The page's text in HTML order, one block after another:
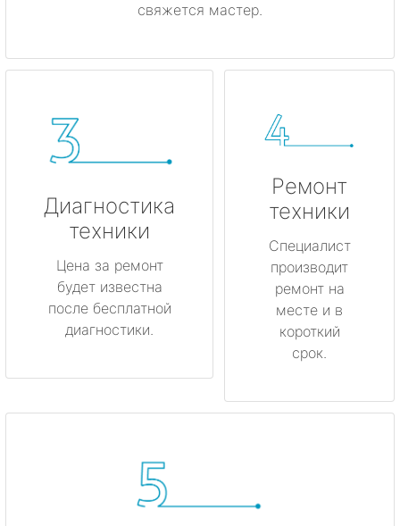
свяжется мастер.
Диагностика
техники
Цена за ремонт
будет известна
после бесплатной
диагностики.
Ремонт
техники
Специалист
производит
ремонт на
месте и в
короткий
срок.